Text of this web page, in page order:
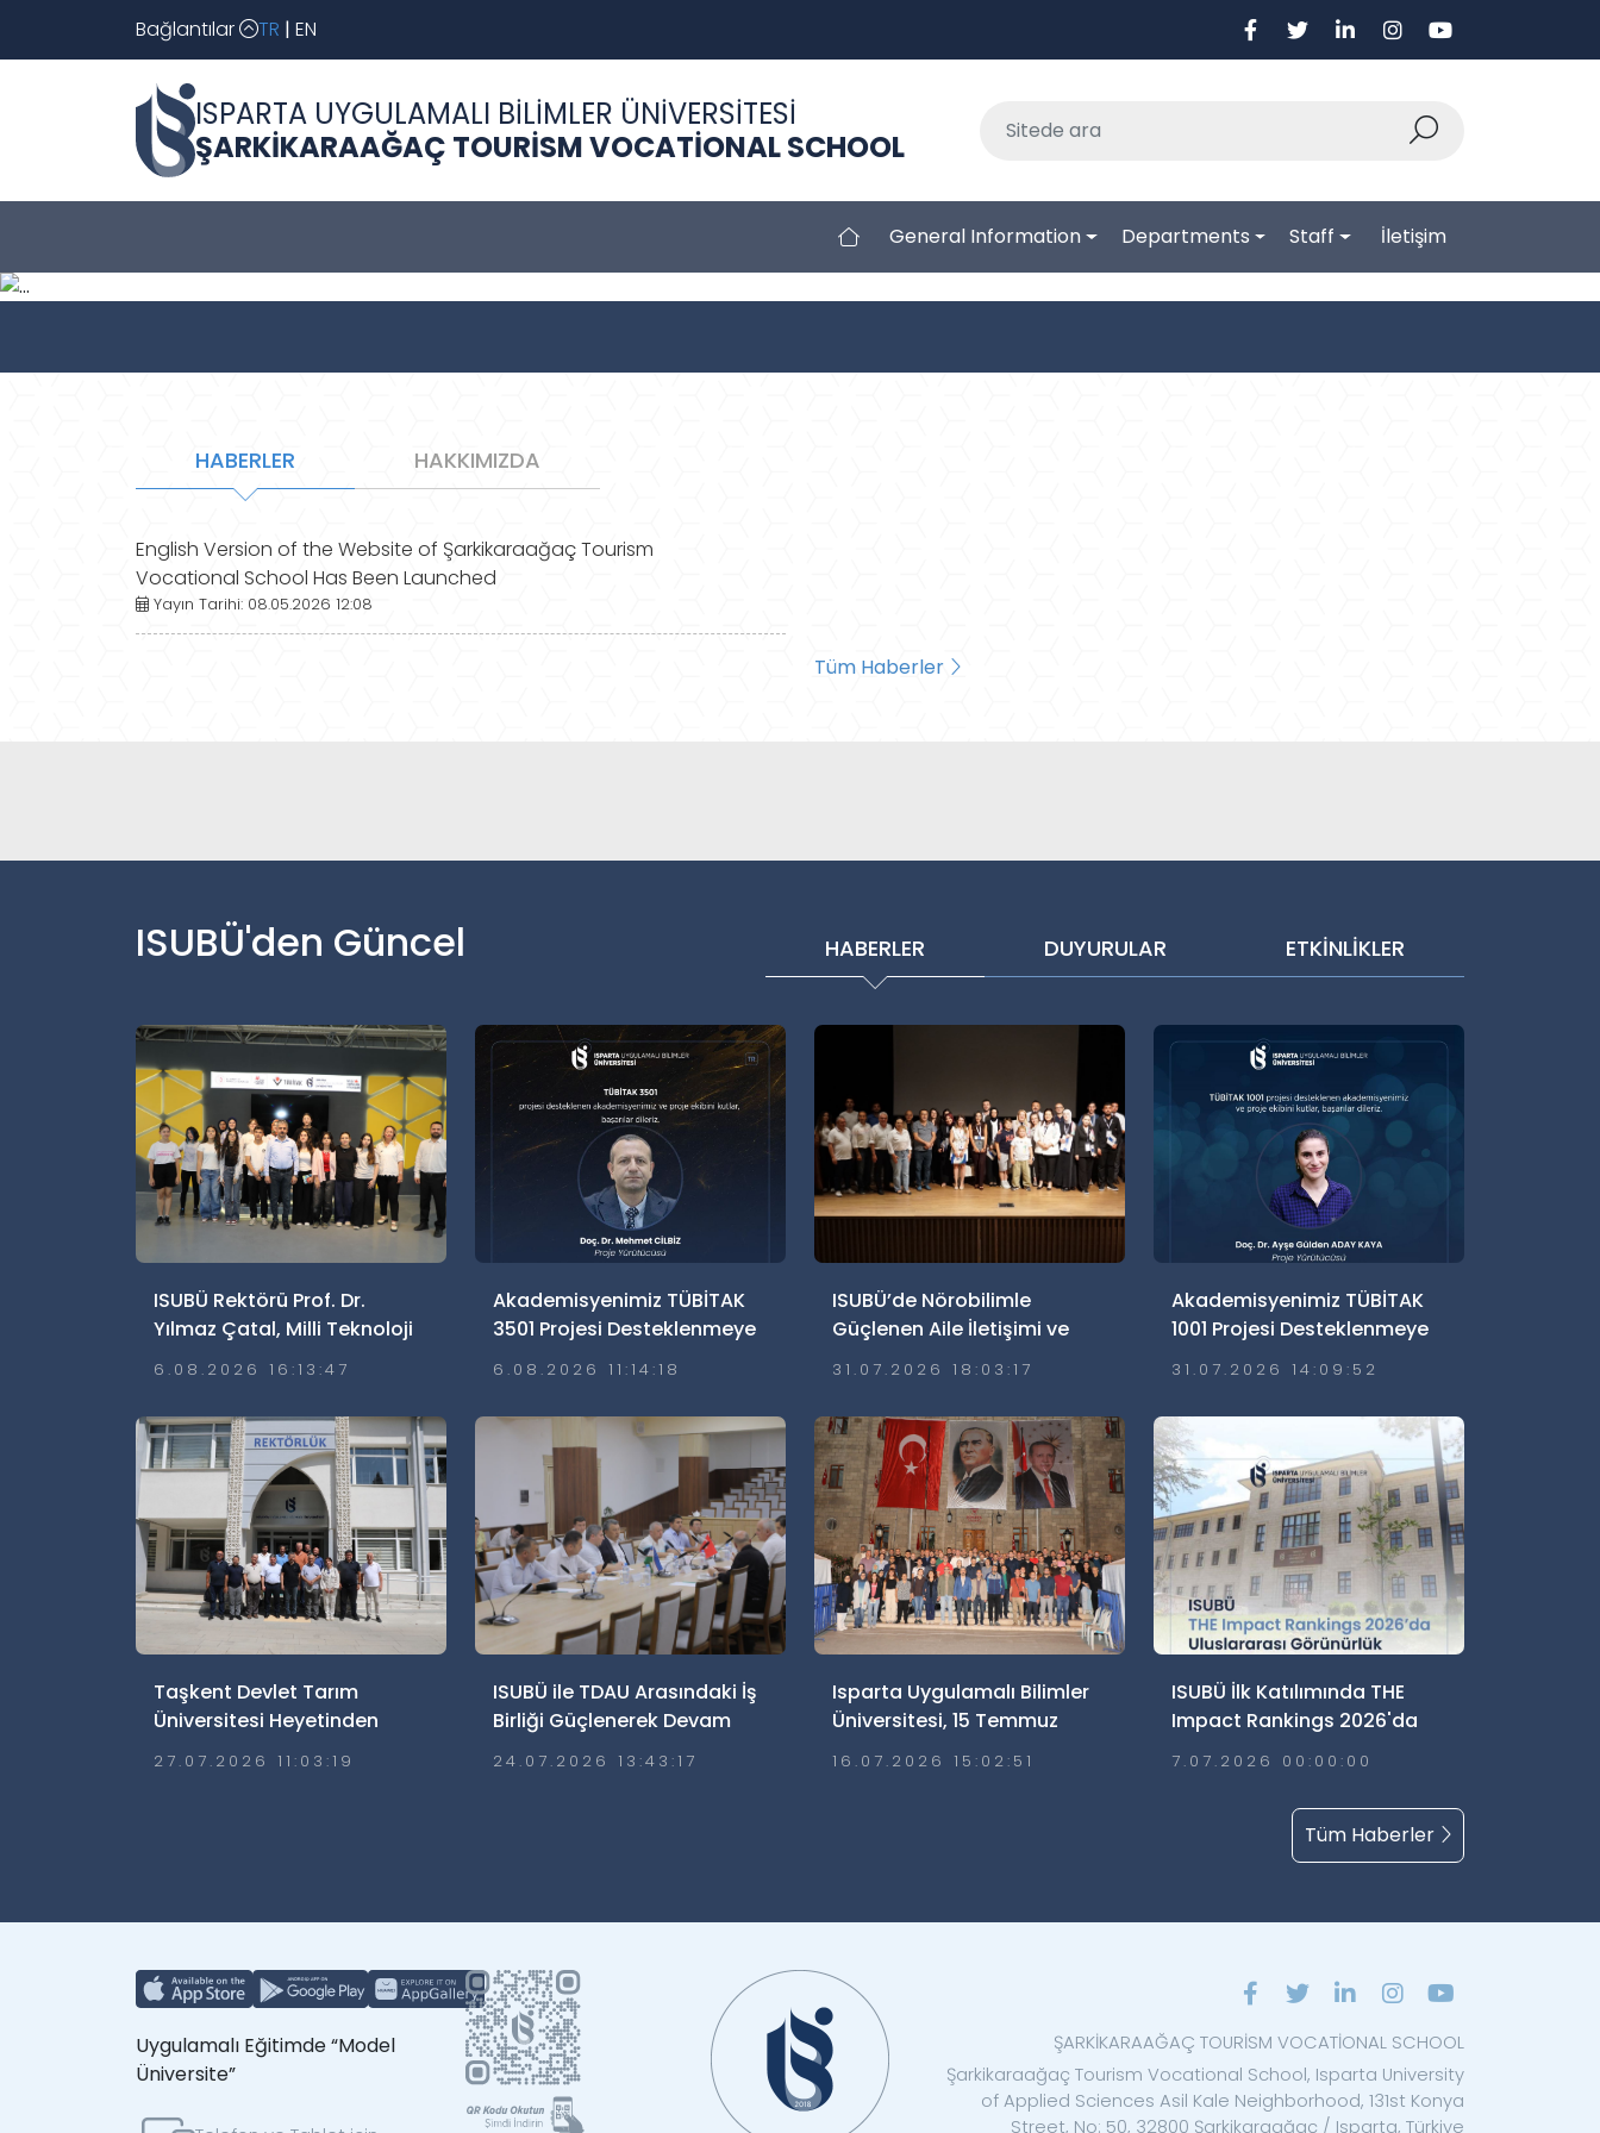
Bağlantılar TR | EN
ISPARTA UYGULAMALI BİLİMLER ÜNİVERSİTESİ
ŞARKİKARAAĞAÇ TOURİSM VOCATİONAL SCHOOL
General Information Departments Staff İletişim
Geri İleri
HABERLER HAKKIMIZDA
English Version of the Website of Şarkikaraağaç Tourism
Vocational School Has Been Launched
Yayın Tarihi: 08.05.2026 12:08
Tüm Haberler
ISUBÜ'den Güncel HABERLER DUYURULAR ETKİNLİKLER
ISUBÜ Rektörü Prof. Dr.
Yılmaz Çatal, Milli Teknoloji
Atölyeleri Lise Yaz Okulu
6.08.2026 16:13:47
Akademisyenimiz TÜBİTAK
3501 Projesi Desteklenmeye
Hak Kazandı
6.08.2026 11:14:18
ISUBÜ’de Nörobilimle
Güçlenen Aile İletişimi ve
Ailelerde Güvenli
Gerçekleştirildi
31.07.2026 18:03:17
Akademisyenimiz TÜBİTAK
1001 Projesi Desteklenmeye
Hak Kazandı
31.07.2026 14:09:52
Taşkent Devlet Tarım
Üniversitesi Heyetinden
Üniversitemize Ziyaret
27.07.2026 11:03:19
ISUBÜ ile TDAU Arasındaki İş
Birliği Güçlenerek Devam
Ediyor
24.07.2026 13:43:17
Isparta Uygulamalı Bilimler
Üniversitesi, 15 Temmuz
Demokrasi ve Millî Birlik
16.07.2026 15:02:51
ISUBÜ İlk Katılımında THE
Impact Rankings 2026'da
Uluslararası Görünürlük Elde
7.07.2026 00:00:00
Tüm Haberler
Uygulamalı Eğitimde “Model
Üniversite”
ŞARKİKARAAĞAÇ TOURİSM VOCATİONAL SCHOOL
Şarkikaraağaç Tourism Vocational School, Isparta University
of Applied Sciences Asil Kale Neighborhood, 131st Konya
Street, No: 50, 32800 Şarkikaraağaç / Isparta, Türkiye